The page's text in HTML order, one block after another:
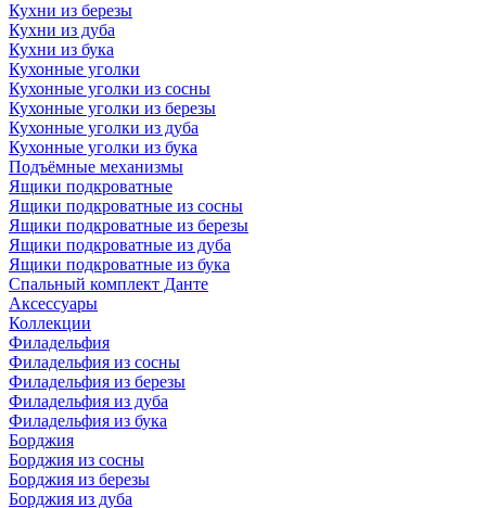
Кухни из березы
Кухни из дуба
Кухни из бука
Кухонные уголки
Кухонные уголки из сосны
Кухонные уголки из березы
Кухонные уголки из дуба
Кухонные уголки из бука
Подъёмные механизмы
Ящики подкроватные
Ящики подкроватные из сосны
Ящики подкроватные из березы
Ящики подкроватные из дуба
Ящики подкроватные из бука
Спальный комплект Данте
Аксессуары
Коллекции
Филадельфия
Филадельфия из сосны
Филадельфия из березы
Филадельфия из дуба
Филадельфия из бука
Борджия
Борджия из сосны
Борджия из березы
Борджия из дуба